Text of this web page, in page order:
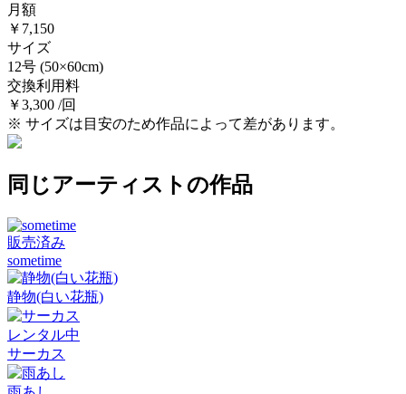
月額
￥7,150
サイズ
12号 (50×60cm)
交換利用料
￥3,300 /回
※ サイズは目安のため作品によって差があります。
同じアーティストの作品
販売済み
sometime
静物(白い花瓶)
レンタル中
サーカス